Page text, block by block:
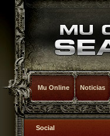
Mu Online Noticias
Social